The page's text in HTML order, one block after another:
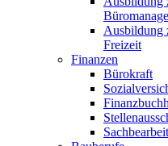
Ausbildung
Freizeit
Finanzen
Bürokraft